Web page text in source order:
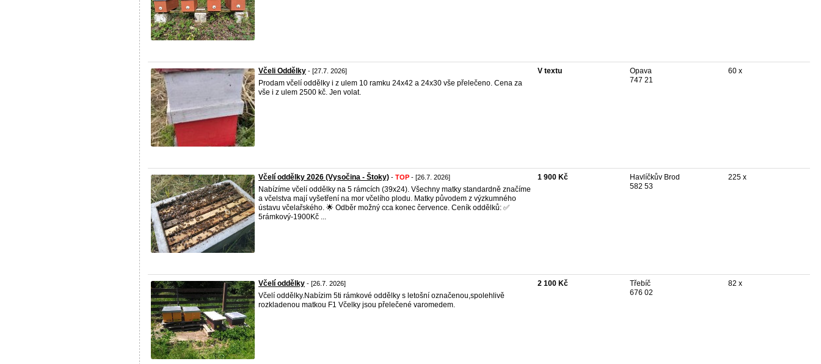
Včeli Oddělky - [27.7. 2026]
Prodam včelí oddělky i z ulem 10 ramku 24x42 a 24x30 vše přelečeno. Cena za
vše i z ulem 2500 kč. Jen volat.
V textu
Opava
747 21
60 x
Včelí oddělky 2026 (Vysočina - Štoky) - TOP - [26.7. 2026]
Nabízíme včelí oddělky na 5 rámcích (39x24). Všechny matky standardně značíme
a včelstva mají vyšetření na mor včelího plodu. Matky původem z výzkumného
ústavu včelařského. 🌟 Odběr možný cca konec července. Ceník oddělků: ✅
5rámkový-1900Kč ...
1 900 Kč
Havlíčkův Brod
582 53
225 x
Včelí oddělky - [26.7. 2026]
Včelí oddělky.Nabízim 5ti rámkové oddělky s letošní označenou,spolehlivě
rozkladenou matkou F1 Včelky jsou přelečené varomedem.
2 100 Kč
Třebíč
676 02
82 x